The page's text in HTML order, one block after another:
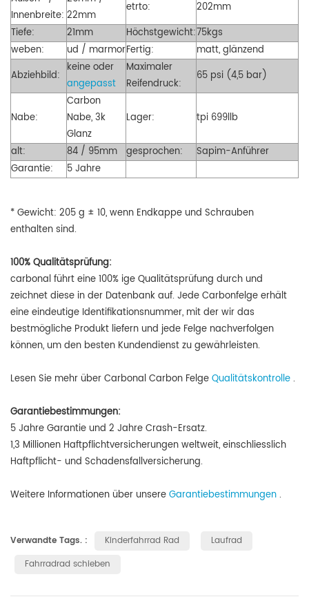
Innenbreite: 22mm
etrto:
202mm
Tiefe:
21mm Höchstgewicht:75kgs
weben:
ud / marmorFertig:
matt, glänzend
Abziehbild:
keine oder
angepasst
Maximaler
Reifendruck:
65 psi (4,5 bar)
Nabe:
Carbon
Nabe, 3k
Glanz
Lager: tpi 699llb
alt: 84 / 95mm gesprochen:
Sapim-Anführer
Garantie:
5 Jahre
* Gewicht: 205 g ± 10, wenn Endkappe und Schrauben
enthalten sind.
100% Qualitätsprüfung:
carbonal führt eine 100% ige Qualitätsprüfung durch und
zeichnet diese in der Datenbank auf. Jede Carbonfelge erhält
eine eindeutige Identifikationsnummer, mit der wir das
bestmögliche Produkt liefern und jede Felge nachverfolgen
können, um den besten Kundendienst zu gewährleisten.
Lesen Sie mehr über Carbonal Carbon FelgeQualitätskontrolle.
Garantiebestimmungen:
5 Jahre Garantie und 2 Jahre Crash-Ersatz.
1,3 Millionen Haftpflichtversicherungen weltweit, einschliesslich
Haftpflicht- und Schadensfallversicherung.
Weitere Informationen über unsereGarantiebestimmungen.
Verwandte Tags. : Kinderfahrrad Rad
Laufrad
Fahrradrad schieben